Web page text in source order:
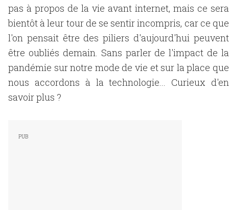
pas à propos de la vie avant internet, mais ce sera
bientôt à leur tour de se sentir incompris, car ce que
l'on pensait être des piliers d'aujourd'hui peuvent
être oubliés demain. Sans parler de l'impact de la
pandémie sur notre mode de vie et sur la place que
nous accordons à la technologie... Curieux d'en
savoir plus ?